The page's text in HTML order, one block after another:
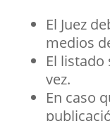
El Juez
medios
El
vez.
En caso